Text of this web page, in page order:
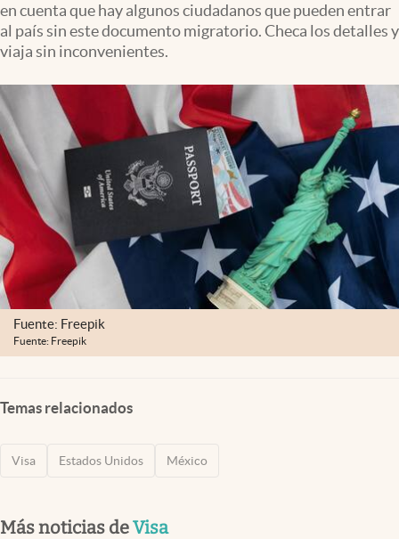
Clima
Espiritualidad
Mediakit
abre en nueva pestaña
México
en cuenta que hay algunos ciudadanos que pueden entrar
al país sin este documento migratorio. Checa los detalles y
viaja sin inconvenientes.
Fuente: Freepik
Fuente: Freepik
Temas relacionados
Visa Estados Unidos México
Más noticias deVisa